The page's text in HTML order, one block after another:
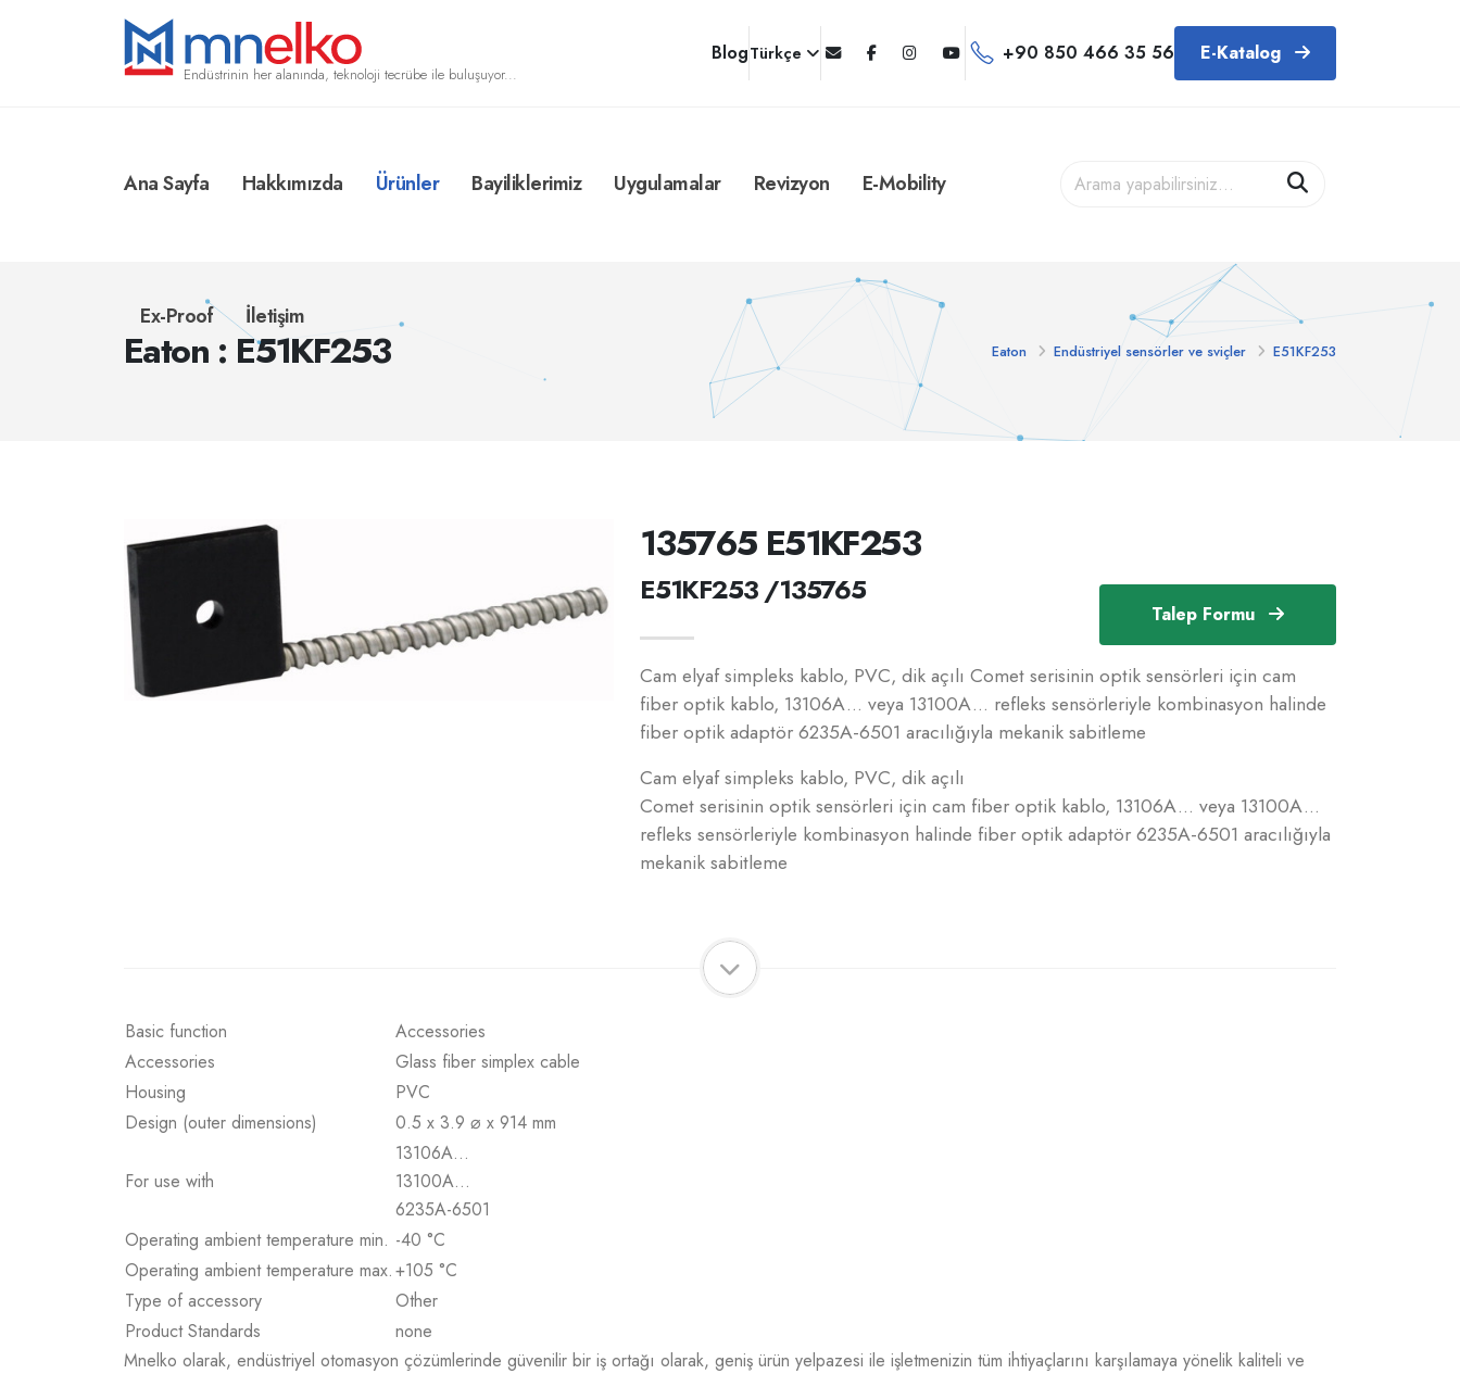
Endüstrinin her alanında, teknoloji tecrübe ile buluşuyor...
BlogTürkçe +90 850 466 35 56 E-Katalog
Ana Sayfa Hakkımızda Ürünler Bayiliklerimiz Uygulamalar Revizyon E-Mobility
Ex-Proof İletişim
Eaton : E51KF253 Eaton Endüstriyel sensörler ve sviçler E51KF253
Talep Formu
135765 E51KF253
E51KF253 /135765
Cam elyaf simpleks kablo, PVC, dik açılı Comet serisinin optik sensörleri için cam
fiber optik kablo, 13106A... veya 13100A... refleks sensörleriyle kombinasyon halinde
fiber optik adaptör 6235A-6501 aracılığıyla mekanik sabitleme
Cam elyaf simpleks kablo, PVC, dik açılı
Comet serisinin optik sensörleri için cam fiber optik kablo, 13106A... veya 13100A...
refleks sensörleriyle kombinasyon halinde fiber optik adaptör 6235A-6501 aracılığıyla
mekanik sabitleme
Basic function
Accessories
Accessories
Glass fiber simplex cable
Housing
PVC
Design (outer dimensions)
0.5 x 3.9 ⌀ x 914 mm
For use with
13106A…
13100A…
6235A-6501
Operating ambient temperature min. -40 °C
Operating ambient temperature max.+105 °C
Type of accessory
Other
Product Standards
none
Mnelko olarak, endüstriyel otomasyon çözümlerinde güvenilir bir iş ortağı olarak, geniş ürün yelpazesi ile işletmenizin tüm ihtiyaçlarını karşılamaya yönelik kaliteli ve